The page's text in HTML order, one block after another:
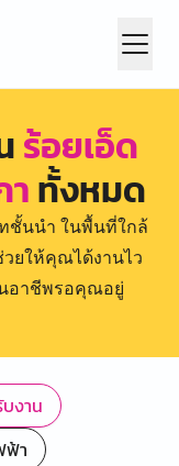
ร้อยเอ็ด
ทั้งหมด
ชั้นนำ ในพื้นที่ใกล้
ยให้คุณได้งานไว
นอาชีพรอคุณอยู่
งาน
ฟ้า